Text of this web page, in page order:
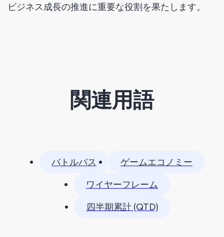
ビジネス成長の推進に重要な役割を果たします。
関連用語
バトルパス
ゲームエコノミー
ワイヤーフレーム
四半期累計 (QTD)